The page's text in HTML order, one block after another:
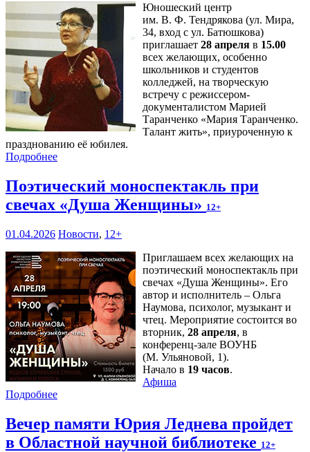
Юношеский центр
им. В. Ф. Тендрякова (ул. Мира,
34, вход с ул. Батюшкова)
приглашает 28 апреля в 15.00
всех желающих, особенно
школьников и студентов
колледжей, на творческую
встречу с режиссером-
документалистом Марией
Таранченко «Мария Таранченко.
Талант жить», приуроченную к
празднованию её юбилея.
Подробнее
Поэтический моноспектакль при
свечах «Душа Женщины» 12+
01.04.2026 Новости, 12+
Приглашаем всех желающих на
поэтический моноспектакль при
свечах «Душа Женщины». Его
автор и исполнитель – Ольга
Наумова, психолог, музыкант и
чтец. Мероприятие состоится во
вторник, 28 апреля, в
конференц-зале ВОУНБ
(М. Ульяновой, 1).
Начало в 19 часов.
Афиша
Подробнее
Вечер памяти Юрия Леднева пройдет
в Областной научной библиотеке 12+